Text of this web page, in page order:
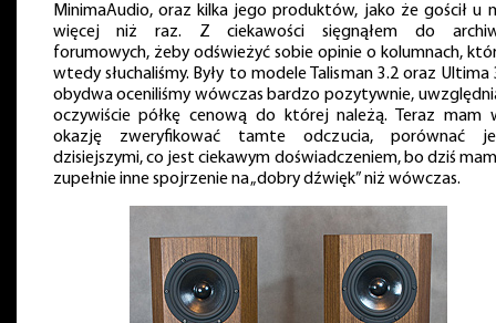
MinimaAudio, oraz kilka jego produktów, jako że gościł u
więcej niż raz. Z ciekawości sięgnąłem do
forumowych, żeby odświeżyć sobie opinie o kolumnach,
wtedy słuchaliśmy. Były to modele Talisman 3.2 oraz Ultima
obydwa oceniliśmy wówczas bardzo pozytywnie,
oczywiście półkę cenową do której należą. Teraz mam
okazję zweryfikować tamte odczucia, porównać
dzisiejszymi, co jest ciekawym doświadczeniem, bo dziś
zupełnie inne spojrzenie na „dobry dźwięk” niż wówczas.